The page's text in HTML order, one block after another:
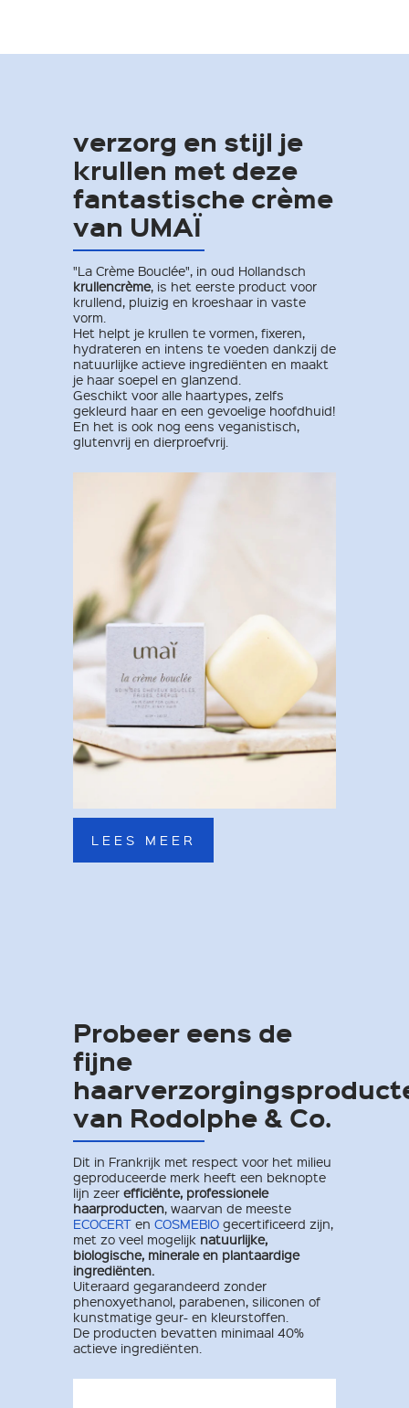
verzorg en stijl je
krullen met deze
fantastische crème
van UMAÏ
"La Crème Bouclée", in oud Hollandsch
krullencrème, is het eerste product voor
krullend, pluizig en kroeshaar in vaste
vorm.
Het helpt je krullen te vormen, fixeren,
hydrateren en intens te voeden dankzij de
natuurlijke actieve ingrediënten en maakt
je haar soepel en glanzend.
Geschikt voor alle haartypes, zelfs
gekleurd haar en een gevoelige hoofdhuid!
En het is ook nog eens veganistisch,
glutenvrij en dierproefvrij.
LEES MEER
Probeer eens de
fijne
van Rodolphe & Co.
Dit in Frankrijk met respect voor het milieu
geproduceerde merk heeft een beknopte
lijn zeer efficiënte, professionele
haarproducten , waarvan de meeste
ECOCERT en COSMEBIO gecertificeerd zijn,
met zo veel mogelijk natuurlijke,
biologische, minerale en plantaardige
ingrediënten.
Uiteraard gegarandeerd zonder
phenoxyethanol, parabenen, siliconen of
kunstmatige geur- en kleurstoffen.
De producten bevatten minimaal 40%
actieve ingrediënten.